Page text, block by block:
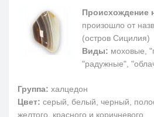
Происхождение
произошло от
(остров Сицилия)
Виды: моховые,
"радужные",
Группа: халцедон
Цвет: серый, белый, черный,
желтого, красного и коричневого